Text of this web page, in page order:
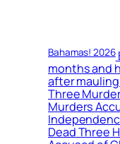
Bahamas! 2026
months and
after mauling
Three
Murders
Dead Three